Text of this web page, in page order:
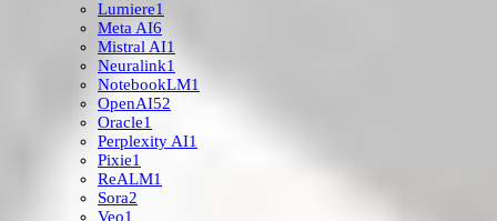
Lumiere1
Meta AI6
Mistral AI1
Neuralink1
NotebookLM1
OpenAI52
Oracle1
Perplexity AI1
Pixie1
ReALM1
Sora2
Veo1